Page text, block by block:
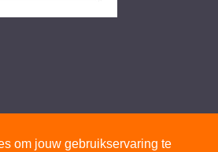
om jouw gebruikservaring te